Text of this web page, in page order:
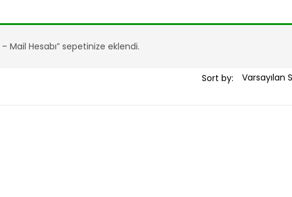
Mail Hesabı” sepetinize eklendi.
Sort by: